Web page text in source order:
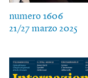
numero 1606
21/27 marzo 2025